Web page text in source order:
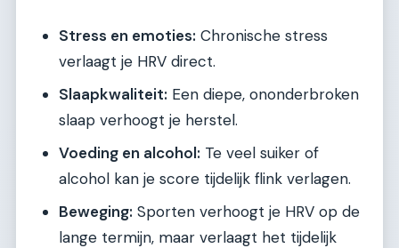
Stress en emoties: Chronische stress
verlaagt je HRV direct.
Slaapkwaliteit: Een diepe, ononderbroken
slaap verhoogt je herstel.
Voeding en alcohol: Te veel suiker of
alcohol kan je score tijdelijk flink verlagen.
Beweging: Sporten verhoogt je HRV op de
lange termijn, maar verlaagt het tijdelijk